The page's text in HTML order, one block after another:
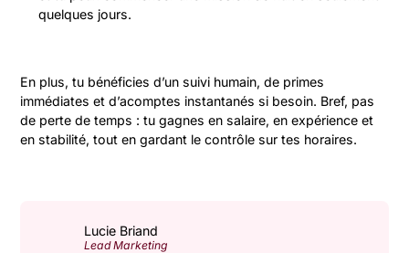
quelques jours.
En plus, tu bénéficies d’un suivi humain, de primes
immédiates et d’acomptes instantanés si besoin. Bref, pas
de perte de temps : tu gagnes en salaire, en expérience et
en stabilité, tout en gardant le contrôle sur tes horaires.
Lucie Briand
Lead Marketing